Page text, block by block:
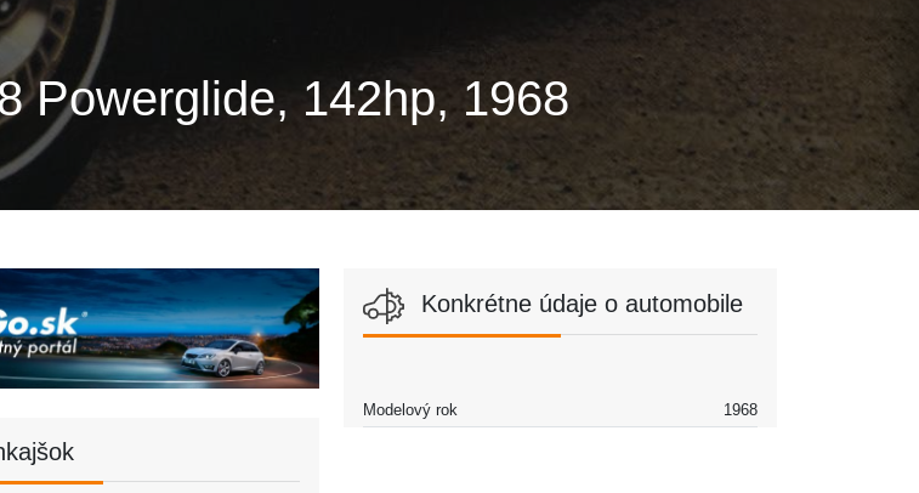
Powerglide, 142hp, 1968
Konkrétne údaje o automobile
Modelový rok 1968